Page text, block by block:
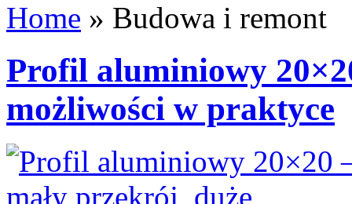
Home » Budowa i remont
Profil aluminiowy
możliwości w praktyce